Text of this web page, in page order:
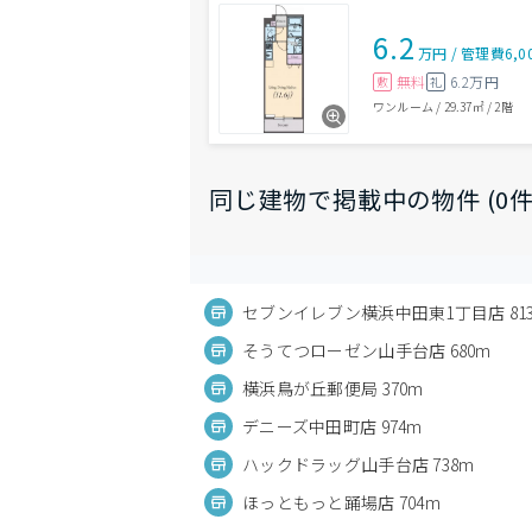
6.2 万円 /管理費
敷 無料 礼 6.2万円
ワンルーム / 29.37㎡/ 2階
同じ建物で掲載中の物件 (0
セブンイレブン横浜中田東1丁目店
そうてつローゼン山手台店 680m
横浜鳥が丘郵便局 370m
デニーズ中田町店 974m
ハックドラッグ山手台店 738m
ほっともっと踊場店 704m